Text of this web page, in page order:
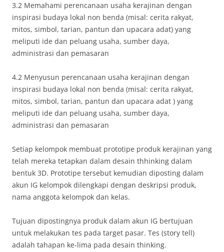
3.2 Memahami perencanaan usaha kerajinan dengan
inspirasi budaya lokal non benda (misal: cerita rakyat,
mitos, simbol, tarian, pantun dan upacara adat) yang
meliputi ide dan peluang usaha, sumber daya,
administrasi dan pemasaran
4.2 Menyusun perencanaan usaha kerajinan dengan
inspirasi budaya lokal non benda (misal: cerita rakyat,
mitos, simbol, tarian, pantun dan upacara adat ) yang
meliputi ide dan peluang usaha, sumber daya,
administrasi dan pemasaran
Setiap kelompok membuat prototipe produk kerajinan yang
telah mereka tetapkan dalam desain thhinking dalam
bentuk 3D. Prototipe tersebut kemudian diposting dalam
akun IG kelompok dilengkapi dengan deskripsi produk,
nama anggota kelompok dan kelas.
Tujuan dipostingnya produk dalam akun IG bertujuan
untuk melakukan tes pada target pasar. Tes (story tell)
adalah tahapan ke-lima pada desain thinking.